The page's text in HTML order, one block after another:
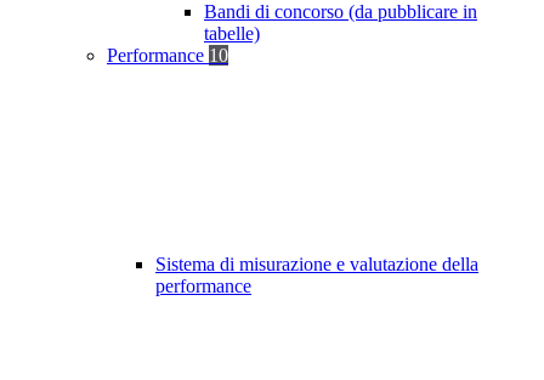
Bandi di concorso (da pubblicare in
tabelle)
Performance 10
Sistema di misurazione e valutazione della
performance